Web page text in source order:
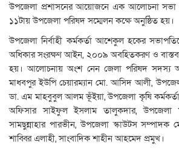
উপজেলা প্রশাসনের আয়োজনে এক আলোচনা সভা
১১টায় উপজেলা পরিষদ সম্মেলন কক্ষে অনুষ্ঠিত হয়।
উপজেলা নির্বাহী কর্মকর্তা আশেকুল হকের
অধিকার সংরক্ষণ আইন, ২০০৯ অবহিতকরণ ও
হয়। আলোচনায় অংশ নেন জেলা পরিষদ সদস্য
মাধবপুর ইউপি চেয়ারম্যান মো. আসিদ আলী,
ডা. এম মাহবুবুল আলম ভূঁইয়া, উপজেলা কৃষি
অফিসার সাইফুল ইসলাম তালুকদার, উপজেলা
সামছুন্নাহার পারভীন, উপজেলা স্কাউটস সম্পাদক
শাব্বির এলাহী, সাংবাদিক শাহীন আহমেদ প্রমুখ।